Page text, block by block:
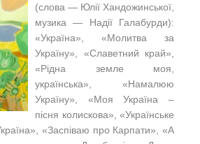
(слова — Юлії Хандожинської,
музика — Надії Галабурди):
«Україна», «Молитва за
Україну», «Славетний край»,
«Рідна земле моя,
українська», «Намалюю
Україну», «Моя Україна –
пісня колискова», «Українське
«Заспіваю про Карпати», «А